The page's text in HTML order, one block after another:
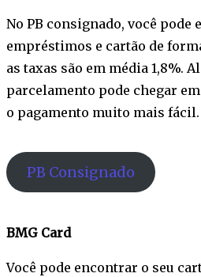
No PB consignado, você pode
empréstimos e cartão de
as taxas são em média 1,8%.
parcelamento pode chegar
o pagamento muito mais fácil.
PB Consignado
BMG Card
Você pode encontrar o seu